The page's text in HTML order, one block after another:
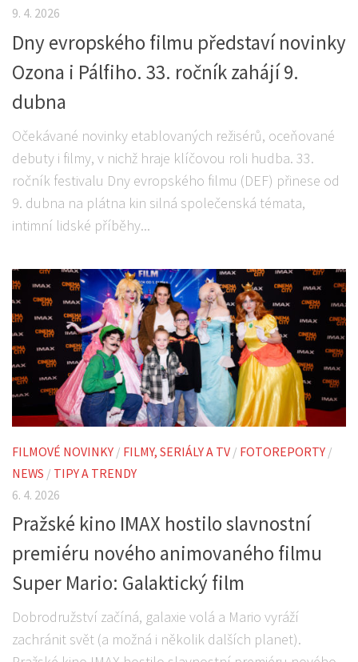
9. 4. 2026
Dny evropského filmu představí novinky
Ozona i Pálfiho. 33. ročník zahájí 9.
dubna
Očekávané novinky etablovaných režisérů, oceňované
debuty i filmy, v nichž hraje klíčovou roli hudba. 33.
ročník festivalu Dny evropského filmu (DEF) přinese od
9. dubna na plátna kin silná společenská témata,
intimní lidské příběhy...
FILMOVÉ NOVINKY / FILMY, SERIÁLY A TV / FOTOREPORTY /
NEWS / TIPY A TRENDY
6. 4. 2026
Pražské kino IMAX hostilo slavnostní
premiéru nového animovaného filmu
Super Mario: Galaktický film
Dobrodružství začíná, galaxie volá a Mario vyráží
zachránit svět (a možná i několik dalších planet).